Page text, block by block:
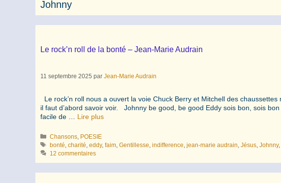
Johnny
Le rock’n roll de la bonté – Jean-Marie Audrain
11 septembre 2025 par Jean-Marie Audrain
Le rock’n roll nous a ouvert la voie Chuck Berry et Mitchell des
il faut d’abord savoir voir. Johnny be good, be good Eddy sois bon, sois
facile de … Lire plus
Catégories
Chansons POESIE
Étiquettes
bonté ,charité ,eddy,faim ,Gentillesse ,indifference ,jean-marie audrain ,Jésus ,Johnny
12 commentaires